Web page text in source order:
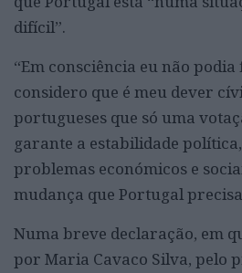
difícil”.
“Em consciência eu não
considero que é meu dever
portugueses que só uma
garante a estabilidade
problemas económicos e
mudança que Portugal
Numa breve declaração, em
por Maria Cavaco Silva, pelo